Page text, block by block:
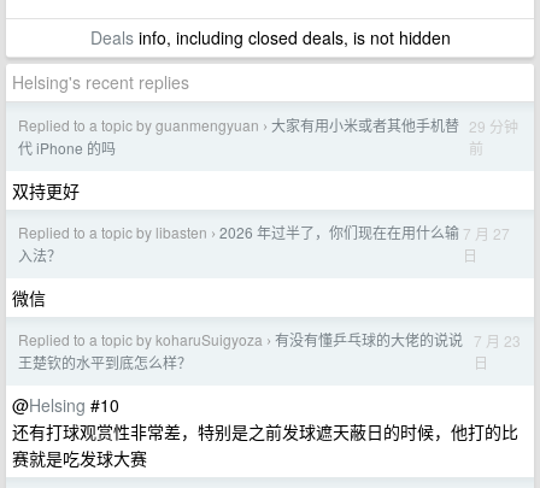
Dealsinfo, including closed deals, is not hidden
Helsing's recent replies
Replied to a topic by guanmengyuan › 大家有用小米或者其他手机替
代 iPhone 的吗
29 分钟
前
双持更好
Replied to a topic by libasten › 2026 年过半了，你们现在在用什么输
入法？
7 月 27
日
微信
Replied to a topic by koharuSuigyoza › 有没有懂乒乓球的大佬的说说
王楚钦的水平到底怎么样？
7 月 23
日
@Helsing #10
还有打球观赏性非常差，特别是之前发球遮天蔽日的时候，他打的比
赛就是吃发球大赛